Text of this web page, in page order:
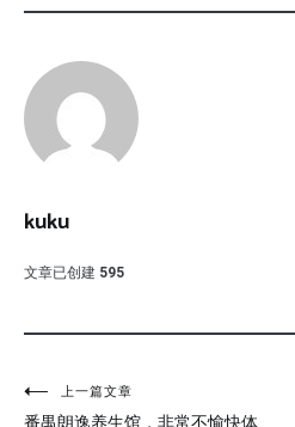
kuku
文章已创建 595
文 上一篇文章
番禺朗逸养生馆，非常不愉快体